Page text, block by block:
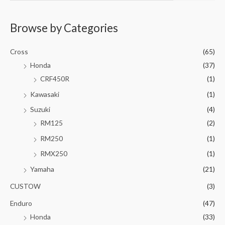
Browse by Categories
Cross
(65)
Honda
(37)
CRF450R
(1)
Kawasaki
(1)
Suzuki
(4)
RM125
(2)
RM250
(1)
RMX250
(1)
Yamaha
(21)
CUSTOW (3)
Enduro
(47)
Honda
(33)